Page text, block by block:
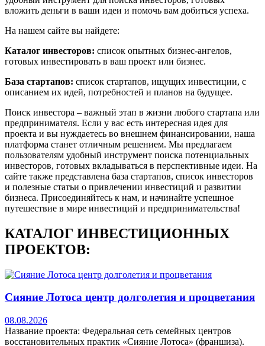
вложить деньги в ваши идеи и помочь вам добиться успеха.
На нашем сайте вы найдете:
Каталог инвесторов: список опытных бизнес-ангелов,
готовых инвестировать в ваш проект или бизнес.
База стартапов: список стартапов, ищущих инвестиции, с
описанием их идей, потребностей и планов на будущее.
Поиск инвестора – важный этап в жизни любого стартапа или
предпринимателя. Если у вас есть интересная идея для
проекта и вы нуждаетесь во внешнем финансировании, наша
платформа станет отличным решением. Мы предлагаем
пользователям удобный инструмент поиска потенциальных
инвесторов, готовых вкладываться в перспективные идеи. На
сайте также представлена база стартапов, список инвесторов
и полезные статьи о привлечении инвестиций и развитии
бизнеса. Присоединяйтесь к нам, и начинайте успешное
путешествие в мире инвестиций и предпринимательства!
КАТАЛОГ ИНВЕСТИЦИОННЫХ
ПРОЕКТОВ:
Сияние Лотоса центр долголетия и процветания
08.08.2026
Название проекта: Федеральная сеть семейных центров
восстановительных практик «Сияние Лотоса» (франшиза).